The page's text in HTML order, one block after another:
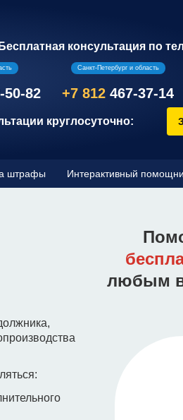
Бесплатная консультация по
50-82
Санкт-Петербург и область
+7 812 467-37-14
круглосуточно:
штрафы Интерактивный
любым